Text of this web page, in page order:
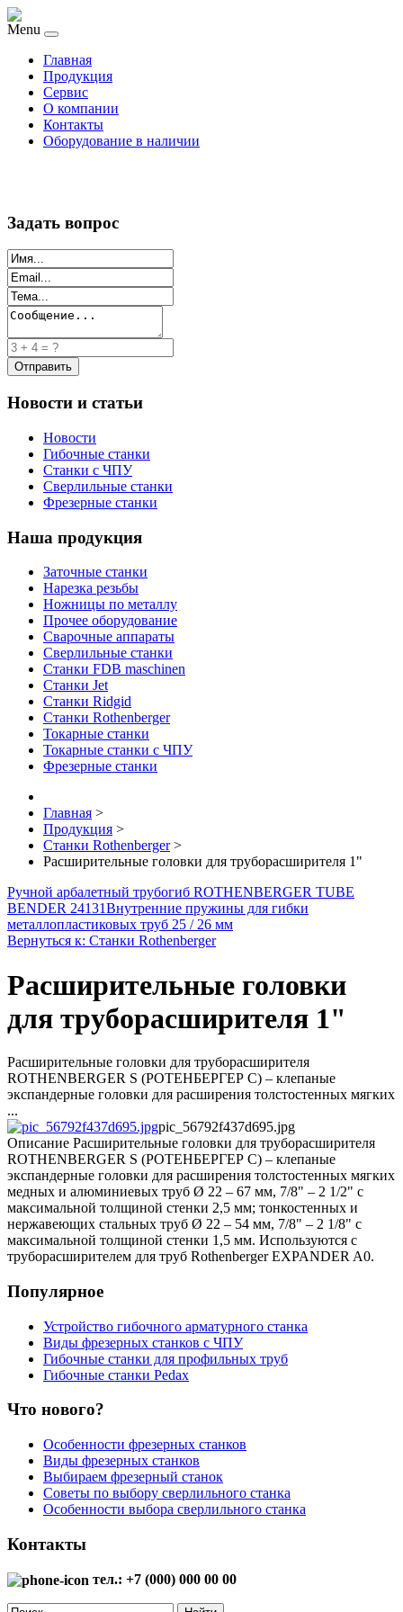
Menu
Главная
Продукция
Сервис
О компании
Контакты
Оборудование в наличии
Задать вопрос
Новости и статьи
Новости
Гибочные станки
Станки с ЧПУ
Сверлильные станки
Фрезерные станки
Наша продукция
Заточные станки
Нарезка резьбы
Ножницы по металлу
Прочее оборудование
Сварочные аппараты
Сверлильные станки
Станки FDB maschinen
Станки Jet
Станки Ridgid
Станки Rothenberger
Токарные станки
Токарные станки с ЧПУ
Фрезерные станки
Главная >
Продукция >
Станки Rothenberger >
Расширительные головки для труборасширителя 1"
Ручной арбалетный трубогиб ROTHENBERGER TUBE
BENDER 24131Внутренние пружины для гибки
металлопластиковых труб 25 / 26 мм
Вернуться к: Станки Rothenberger
Расширительные головки
для труборасширителя 1"
Расширительные головки для труборасширителя
ROTHENBERGER S (РОТЕНБЕРГЕР С) – клепаные
экспандерные головки для расширения толстостенных мягких
...
pic_56792f437d695.jpg
Описание Расширительные головки для труборасширителя
ROTHENBERGER S (РОТЕНБЕРГЕР С) – клепаные
экспандерные головки для расширения толстостенных мягких
медных и алюминиевых труб Ø 22 – 67 мм, 7/8" – 2 1/2" с
максимальной толщиной стенки 2,5 мм; тонкостенных и
нержавеющих стальных труб Ø 22 – 54 мм, 7/8" – 2 1/8" с
максимальной толщиной стенки 1,5 мм. Используются с
труборасширителем для труб Rothenberger EXPANDER A0.
Популярное
Устройство гибочного арматурного станка
Виды фрезерных станков с ЧПУ
Гибочные станки для профильных труб
Гибочные станки Pedax
Что нового?
Особенности фрезерных станков
Виды фрезерных станков
Выбираем фрезерный станок
Советы по выбору сверлильного станка
Особенности выбора сверлильного станка
Контакты
тел.: +7 (000) 000 00 00